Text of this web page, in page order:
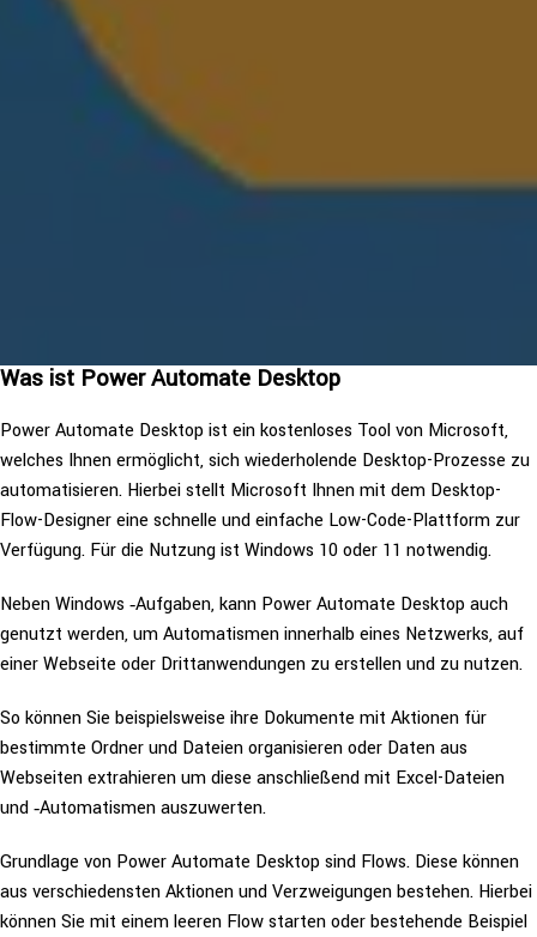
Was ist Power Automate Desktop
Power Automate Desktop ist ein kos­ten­lo­ses Tool von Microsoft,
welches Ihnen ermög­licht, sich wie­der­ho­len­de Desktop-Prozesse zu
auto­ma­ti­sie­ren. Hierbei stellt Microsoft Ihnen mit dem Desktop-
Flow-Designer eine schnelle und einfache Low-Code-Plattform zur
Verfügung. Für die Nutzung ist Windows 10 oder 11 notwendig.
Neben Windows ‑Aufgaben, kann Power Automate Desktop auch
genutzt werden, um Auto­ma­tis­men innerhalb eines Netzwerks, auf
einer Webseite oder Dritt­an­wen­dun­gen zu erstellen und zu nutzen.
So können Sie bei­spiels­wei­se ihre Dokumente mit Aktionen für
bestimmte Ordner und Dateien orga­ni­sie­ren oder Daten aus
Webseiten extra­hie­ren um diese anschlie­ßend mit Excel-Dateien
und ‑Auto­ma­tis­men auszuwerten.
Grundlage von Power Automate Desktop sind Flows. Diese können
aus ver­schie­dens­ten Aktionen und Ver­zwei­gun­gen bestehen. Hierbei
können Sie mit einem leeren Flow starten oder bestehen­de Beispiel